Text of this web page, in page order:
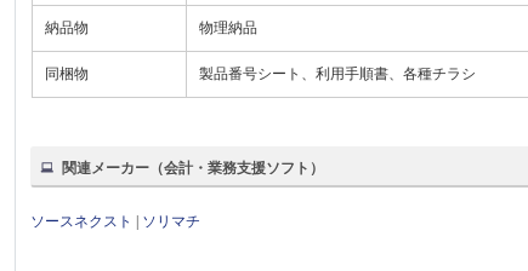
納品物 物理納品
同梱物 製品番号シート、利用手順書、各種チラシ
関連メーカー（会計・業務支援ソフト）
ソースネクスト ソリマチ